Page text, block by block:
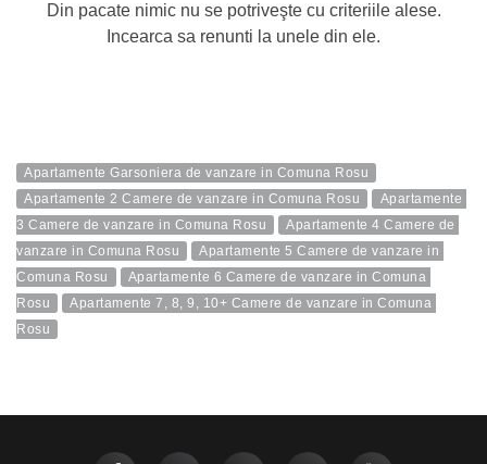
Din pacate nimic nu se potriveşte cu criteriile alese.
Incearca sa renunti la unele din ele.
Apartamente Garsoniera de vanzare in Comuna Rosu
Apartamente 2 Camere de vanzare in Comuna Rosu
Apartamente
3 Camere de vanzare in Comuna Rosu
Apartamente 4 Camere de
vanzare in Comuna Rosu
Apartamente 5 Camere de vanzare in
Comuna Rosu
Apartamente 6 Camere de vanzare in Comuna
Rosu
Apartamente 7, 8, 9, 10+ Camere de vanzare in Comuna
Rosu